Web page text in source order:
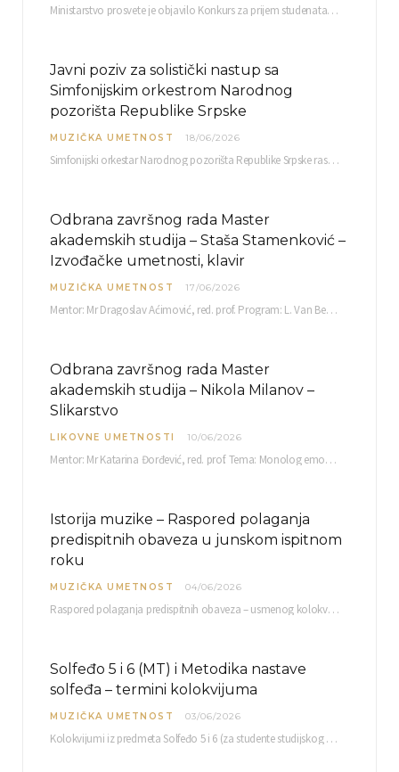
Ministarstvo prosvete je objavilo Konkurs za prijem studenata visokoškolskih ustanova u Republici Srbiji u ustanove…
Javni poziv za solistički nastup sa
Simfonijskim orkestrom Narodnog
pozorišta Republike Srpske
MUZIČKA UMETNOST 18/06/2026
Simfonijski orkestar Narodnog pozorišta Republike Srpske raspisuje javni poziv za učešće u projektu „CRESCENDO: Nova…
Odbrana završnog rada Master
akademskih studija – Staša Stamenković –
Izvođačke umetnosti, klavir
MUZIČKA UMETNOST 17/06/2026
Mentor: Mr Dragoslav Aćimović, red. prof. Program: L. Van Betoven: Sonata op. 31 br. 2 u…
Odbrana završnog rada Master
akademskih studija – Nikola Milanov –
Slikarstvo
LIKOVNE UMETNOSTI 10/06/2026
Mentor: Mr Katarina Đorđević, red. prof. Tema: Monolog emocija Sreda, 17. 06. 2026. u 15:30 sati Sala br. 12 Fakulteta umetnosti u Nišu, Kneginje…
Istorija muzike – Raspored polaganja
predispitnih obaveza u junskom ispitnom
roku
MUZIČKA UMETNOST 04/06/2026
Raspored polaganja predispitnih obaveza – usmenog kolokvijuma i testa iz slušanja muzike – objavljen je…
Solfeđo 5 i 6 (MT) i Metodika nastave
solfeđa – termini kolokvijuma
MUZIČKA UMETNOST 03/06/2026
Kolokvijumi iz predmeta Solfeđo 5 i 6 (za studente studijskog programa Muzička teorija) i Metodika…